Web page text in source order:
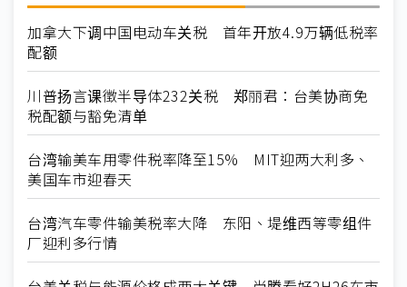
加拿大下调中国电动车关税 首年开放4.9万辆低税率
配额
川普扬言课徵半导体232关税 郑丽君：台美协商免
税配额与豁免清单
台湾输美车用零件税率降至15% MIT迎两大利多、
美国车市迎春天
台湾汽车零件输美税率大降 东阳、堤维西等零组件
厂迎利多行情